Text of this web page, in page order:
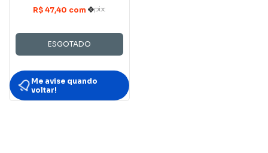
ESGOTADO
Me avise quando
voltar!